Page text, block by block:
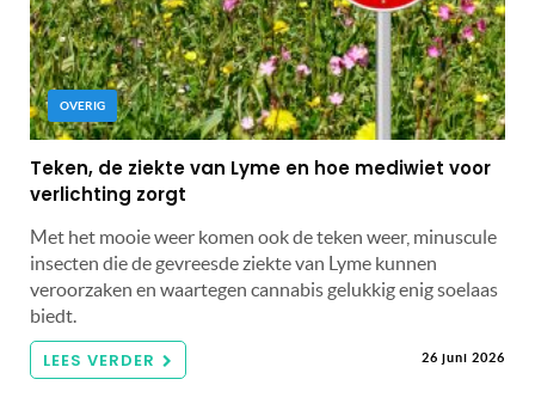
OVERIG
Teken, de ziekte van Lyme en hoe mediwiet voor
verlichting zorgt
Met het mooie weer komen ook de teken weer, minuscule
insecten die de gevreesde ziekte van Lyme kunnen
veroorzaken en waartegen cannabis gelukkig enig soelaas
biedt.
LEES VERDER 26 juni 2026